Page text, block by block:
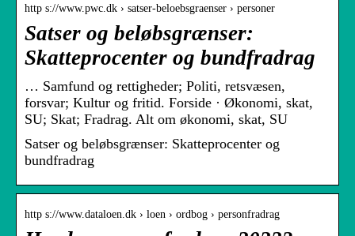
http s://www.pwc.dk › satser-beloebsgraenser › personer
Satser og beløbsgrænser:
Skatteprocenter og bundfradrag
… Samfund og rettigheder; Politi, retsvæsen,
forsvar; Kultur og fritid. Forside · Økonomi, skat,
SU; Skat; Fradrag. Alt om økonomi, skat, SU
Satser og beløbsgrænser: Skatteprocenter og
bundfradrag
http s://www.dataloen.dk › loen › ordbog › personfradrag